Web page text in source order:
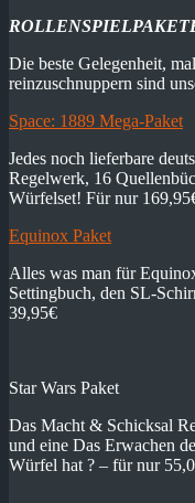
Die beste Gelegenheit,
reinzuschnuppern sind
Space: 1889 Mega-Paket
Jedes noch lieferbare
Regelwerk, 16
Würfelset! Für nur
Equinox Paket
Alles was man für
Settingbuch, den SL-
39,95€
Star Wars Paket
Das Macht & Schicksal
und eine Das Erwachen
Würfel hat ? – für nur